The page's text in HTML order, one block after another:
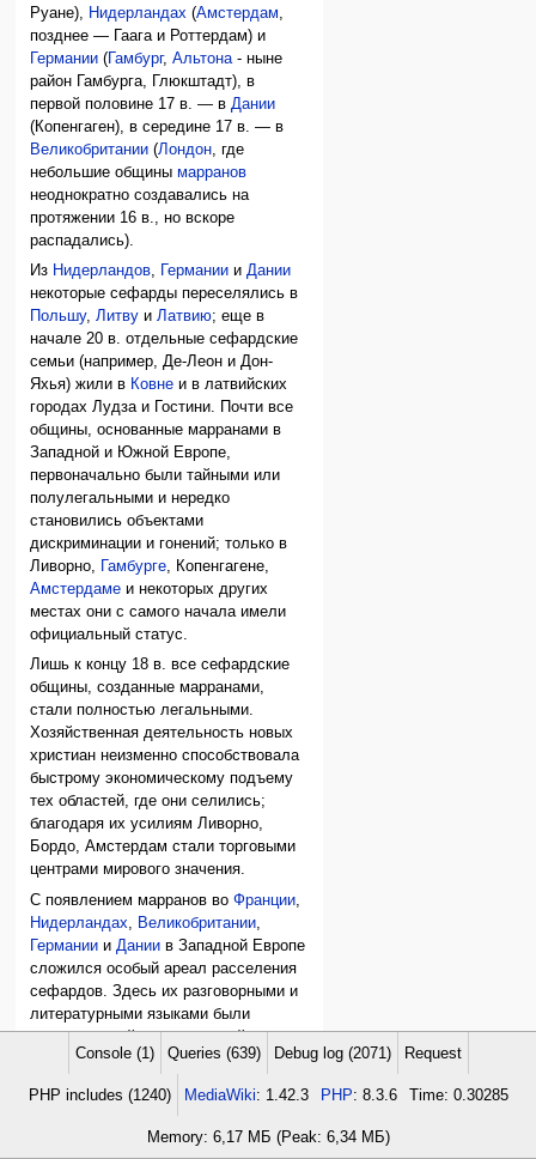
Руане),
Нидерландах (Амстердам
позднее — Гаага и Роттердам) и
Германии (Гамбург,Альтона - ныне
район Гамбурга, Глюкштадт), в
первой половине 17 в. — в Дании
(Копенгаген), в середине 17 в. — в
Великобритании (Лондон , где
небольшие общинымарранов
неоднократно создавались на
протяжении 16 в., но вскоре
распадались).
Из Нидерландов, Германии иДании
некоторые сефарды переселялись в
Польшу,Литву иЛатвию; еще в
начале 20 в. отдельные сефардские
семьи (например, Де-Леон и Дон-
Яхья) жили в Ковне и в латвийских
городах Лудза и Гостини. Почти все
общины, основанные марранами в
Западной и Южной Европе,
первоначально были тайными или
полулегальными и нередко
становились объектами
дискриминации и гонений; только в
Ливорно,
Гамбурге, Копенгагене,
Амстердаме и некоторых других
местах они с самого начала имели
официальный статус.
Лишь к концу 18 в. все сефардские
общины, созданные марранами,
стали полностью легальными.
Хозяйственная деятельность новых
христиан неизменно способствовала
быстрому экономическому подъему
тех областей, где они селились;
благодаря их усилиям Ливорно,
Бордо, Амстердам стали торговыми
центрами мирового значения.
С появлением марранов воФранции
Нидерландах
Великобритании
Германии и Дании в Западной Европе
сложился особый ареал расселения
сефардов. Здесь их разговорными и
литературными языками были
португальский или испанский, а
общины, как правило, представляли
группировки с крайне олигархической
системой управления.
Console (1) Queries (639) Debug log (2071) Request
PHP includes (1240) MediaWiki: 1.42.3 PHP: 8.3.6 Time: 0.30285
Memory: 6,17 МБ (Peak: 6,34 МБ)